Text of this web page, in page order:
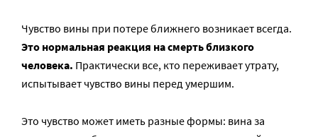
Чувство вины при потере ближнего возникает всегда.
Это нормальная реакция на смерть близкого
человека. Практически все, кто переживает утрату,
испытывает чувство вины перед умершим.
Это чувство может иметь разные формы: вина за